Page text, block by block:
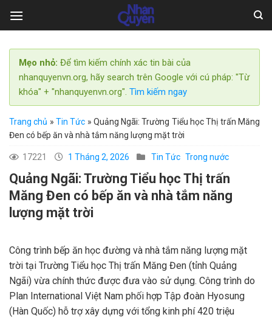
Mẹo nhỏ: Để tìm kiếm chính xác tin bài của
nhanquyenvn.org, hãy search trên Google với cú pháp: "Từ
khóa" + "nhanquyenvn.org". Tìm kiếm ngay
Trang chủ » Tin Tức » Quảng Ngãi: Trường Tiểu học Thị trấn Măng
Đen có bếp ăn và nhà tắm năng lượng mặt trời
17221 1 Tháng 2, 2026 Tin Tức Trong nước
Quảng Ngãi: Trường Tiểu học Thị trấn
Măng Đen có bếp ăn và nhà tắm năng
lượng mặt trời
Công trình bếp ăn học đường và nhà tắm năng lượng mặt
trời tại Trường Tiểu học Thị trấn Măng Đen (tỉnh Quảng
Ngãi) vừa chính thức được đưa vào sử dụng. Công trình do
Plan International Việt Nam phối hợp Tập đoàn Hyosung
(Hàn Quốc) hỗ trợ xây dựng với tổng kinh phí 420 triệu